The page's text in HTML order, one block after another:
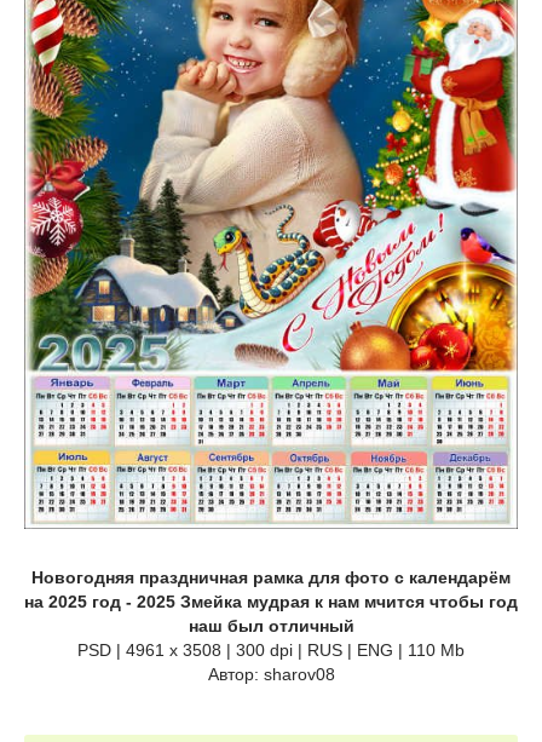
Новогодняя праздничная рамка для фото с календарём
на 2025 год - 2025 Змейка мудрая к нам мчится чтобы год
наш был отличный
PSD | 4961 х 3508 | 300 dpi | RUS | ENG | 110 Mb
Автор: sharov08